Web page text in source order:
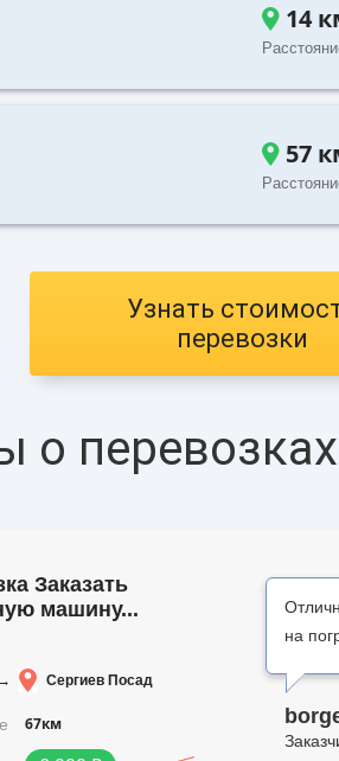
14
57
Узнать
перевозки
о
Заказать
машину...
→ Сергиев Посад
67км
на